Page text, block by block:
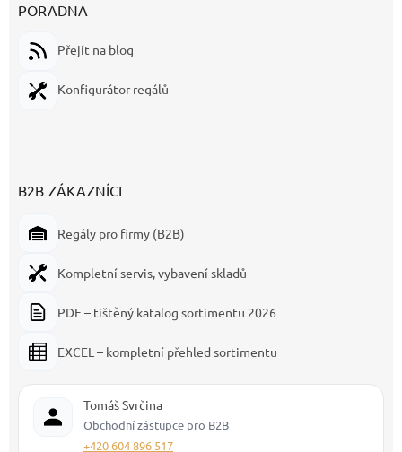
PORADNA
Přejít na blog
Konfigurátor regálů
B2B ZÁKAZNÍCI
Regály pro firmy (B2B)
Kompletní servis, vybavení skladů
PDF – tištěný katalog sortimentu 2026
EXCEL – kompletní přehled sortimentu
Tomáš Svrčina
Obchodní zástupce pro B2B
+420 604 896 517